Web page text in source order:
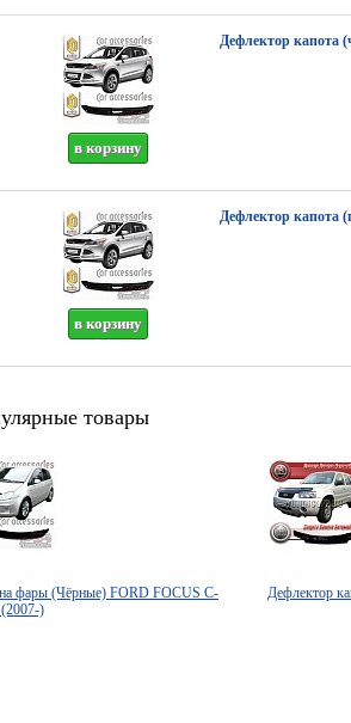
Дефлектор капота
Дефлектор капота
товары
фары (Чёрные) FORD FOCUS C-
)
Дефлектор